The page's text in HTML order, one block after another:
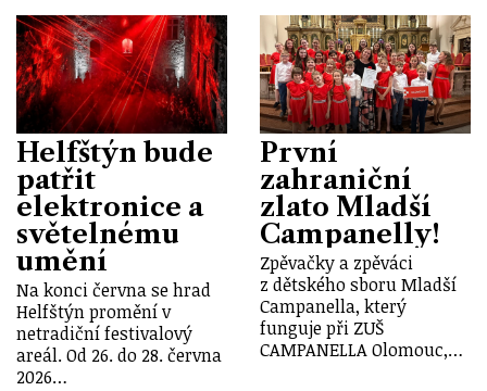
Helfštýn bude
patřit
elektronice a
světelnému
umění
Na konci června se hrad
Helfštýn promění v
netradiční festivalový
areál. Od 26. do 28. června
2026…
První
zahraniční
zlato Mladší
Campanelly!
Zpěvačky a zpěváci
z dětského sboru Mladší
Campanella, který
funguje při ZUŠ
CAMPANELLA Olomouc,…